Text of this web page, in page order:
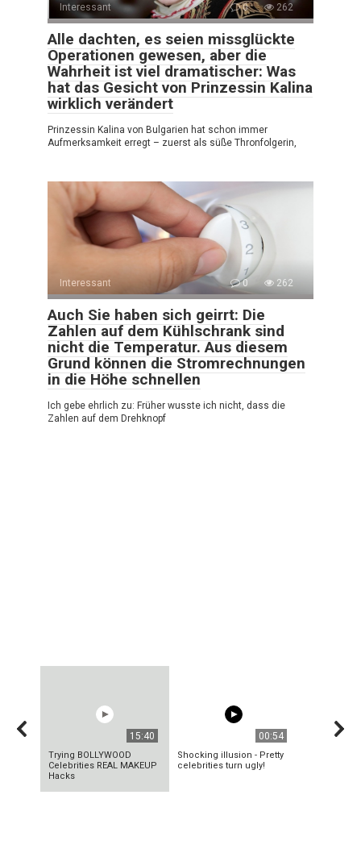
Interessant 0 262
Alle dachten, es seien missglückte
Operationen gewesen, aber die
Wahrheit ist viel dramatischer: Was
hat das Gesicht von Prinzessin Kalina
wirklich verändert
Prinzessin Kalina von Bulgarien hat schon immer
Aufmerksamkeit erregt – zuerst als süße Thronfolgerin,
Interessant 0 262
Auch Sie haben sich geirrt: Die
Zahlen auf dem Kühlschrank sind
nicht die Temperatur. Aus diesem
Grund können die Stromrechnungen
in die Höhe schnellen
Ich gebe ehrlich zu: Früher wusste ich nicht, dass die
Zahlen auf dem Drehknopf
15:40
Trying BOLLYWOOD
Celebrities REAL MAKEUP
Hacks
00:54
Shocking illusion - Pretty
celebrities turn ugly!